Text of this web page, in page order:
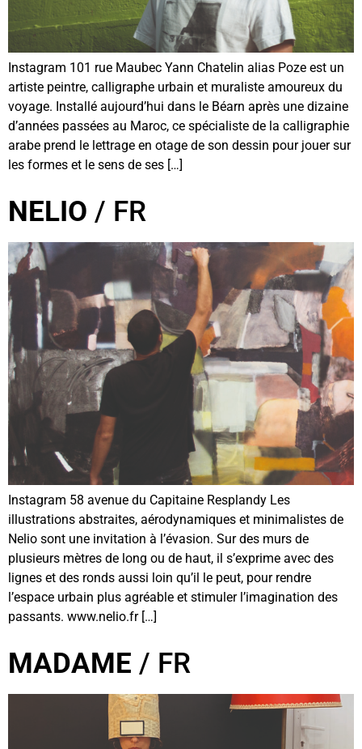
Instagram 101 rue Maubec Yann Chatelin alias Poze est un
artiste peintre, calligraphe urbain et muraliste amoureux du
voyage. Installé aujourd’hui dans le Béarn après une dizaine
d’années passées au Maroc, ce spécialiste de la calligraphie
arabe prend le lettrage en otage de son dessin pour jouer sur
les formes et le sens de ses […]
NELIO / FR
Instagram 58 avenue du Capitaine Resplandy Les
illustrations abstraites, aérodynamiques et minimalistes de
Nelio sont une invitation à l’évasion. Sur des murs de
plusieurs mètres de long ou de haut, il s’exprime avec des
lignes et des ronds aussi loin qu’il le peut, pour rendre
l’espace urbain plus agréable et stimuler l’imagination des
passants. www.nelio.fr […]
MADAME / FR